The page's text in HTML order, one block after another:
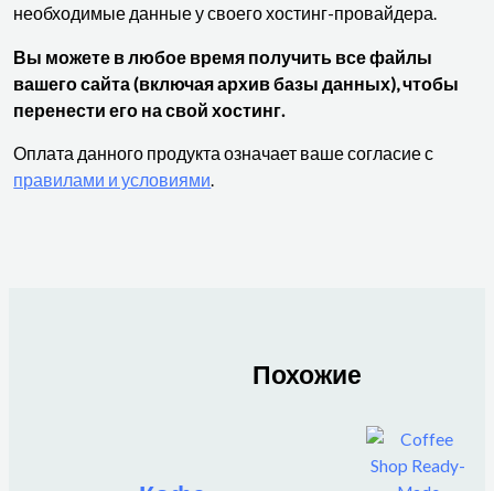
необходимые данные у своего хостинг-провайдера.
Вы можете в любое время получить все файлы
вашего сайта (включая архив базы данных), чтобы
перенести его на свой хостинг.
Оплата данного продукта означает ваше согласие с
правилами и условиями.
Похожие